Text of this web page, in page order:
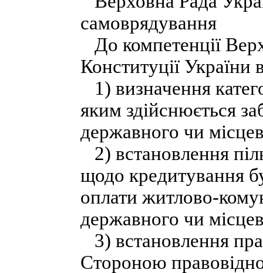
самоврядування
До компетенції
Конституції України
1) визначення
яким здійснюється
державного чи
2) встановлення
щодо кредитування
оплати житлово-
державного чи
3) встановлення
Стороною